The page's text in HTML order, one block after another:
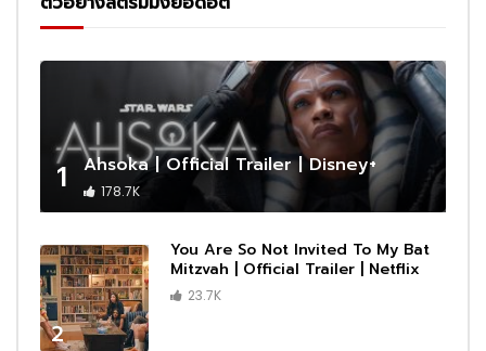
1 Ahsoka | Official Trailer | Disney+
178.7K
2
You Are So Not Invited To My Bat
Mitzvah | Official Trailer | Netflix
23.7K